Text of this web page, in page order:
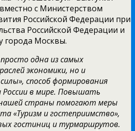
с Министерством
Российской Федерации при
Российской Федерации и
города Москвы.
одна из самых
экономики, но и
способ формирования
России в мире. Повышать
страны помогают меры
«Туризм и гостеприимство»,
гостиниц и турмаршрутов.